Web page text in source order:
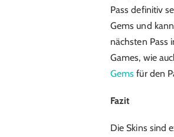
Pass definitiv
Gems und
nächsten Pass
Games, wie
Gems für den
Fazit
Die Skins sind